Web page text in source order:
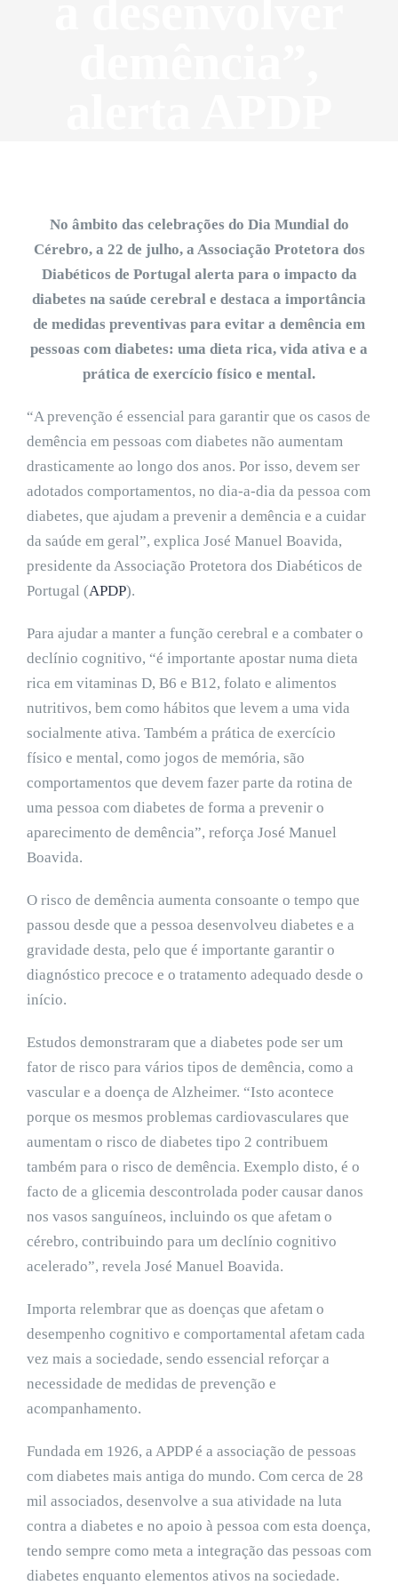
No âmbito das celebrações do Dia Mundial do
Cérebro, a 22 de julho, a Associação Protetora dos
Diabéticos de Portugal alerta para o impacto da
diabetes na saúde cerebral e destaca a importância
de medidas preventivas para evitar a demência em
pessoas com diabetes: uma dieta rica, vida ativa e a
prática de exercício físico e mental.
“A prevenção é essencial para garantir que os casos de
demência em pessoas com diabetes não aumentam
drasticamente ao longo dos anos. Por isso, devem ser
adotados comportamentos, no dia-a-dia da pessoa com
diabetes, que ajudam a prevenir a demência e a cuidar
da saúde em geral”, explica José Manuel Boavida,
presidente da Associação Protetora dos Diabéticos de
Portugal (APDP).
Para ajudar a manter a função cerebral e a combater o
declínio cognitivo, “é importante apostar numa dieta
rica em vitaminas D, B6 e B12, folato e alimentos
nutritivos, bem como hábitos que levem a uma vida
socialmente ativa. Também a prática de exercício
físico e mental, como jogos de memória, são
comportamentos que devem fazer parte da rotina de
uma pessoa com diabetes de forma a prevenir o
aparecimento de demência”, reforça José Manuel
Boavida.
O risco de demência aumenta consoante o tempo que
passou desde que a pessoa desenvolveu diabetes e a
gravidade desta, pelo que é importante garantir o
diagnóstico precoce e o tratamento adequado desde o
início.
Estudos demonstraram que a diabetes pode ser um
fator de risco para vários tipos de demência, como a
vascular e a doença de Alzheimer. “Isto acontece
porque os mesmos problemas cardiovasculares que
aumentam o risco de diabetes tipo 2 contribuem
também para o risco de demência. Exemplo disto, é o
facto de a glicemia descontrolada poder causar danos
nos vasos sanguíneos, incluindo os que afetam o
cérebro, contribuindo para um declínio cognitivo
acelerado”, revela José Manuel Boavida.
Importa relembrar que as doenças que afetam o
desempenho cognitivo e comportamental afetam cada
vez mais a sociedade, sendo essencial reforçar a
necessidade de medidas de prevenção e
acompanhamento.
Fundada em 1926, a APDP é a associação de pessoas
com diabetes mais antiga do mundo. Com cerca de 28
mil associados, desenvolve a sua atividade na luta
contra a diabetes e no apoio à pessoa com esta doença,
tendo sempre como meta a integração das pessoas com
diabetes enquanto elementos ativos na sociedade.